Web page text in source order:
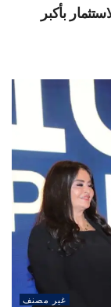
بأكبر
غير مصنف